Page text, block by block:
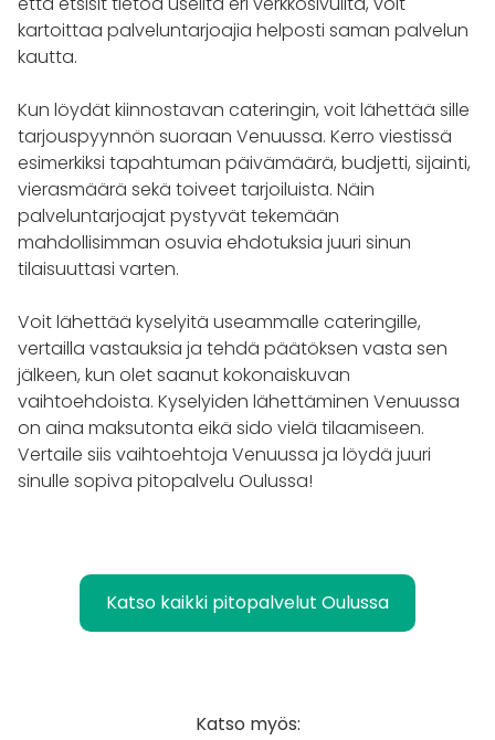
kartoittaa palveluntarjoajia helposti saman palvelun
kautta.
Kun löydät kiinnostavan cateringin, voit lähettää sille
tarjouspyynnön suoraan Venuussa. Kerro viestissä
esimerkiksi tapahtuman päivämäärä, budjetti, sijainti,
vierasmäärä sekä toiveet tarjoiluista. Näin
palveluntarjoajat pystyvät tekemään
mahdollisimman osuvia ehdotuksia juuri sinun
tilaisuuttasi varten.
Voit lähettää kyselyitä useammalle cateringille,
vertailla vastauksia ja tehdä päätöksen vasta sen
jälkeen, kun olet saanut kokonaiskuvan
vaihtoehdoista. Kyselyiden lähettäminen Venuussa
on aina maksutonta eikä sido vielä tilaamiseen.
Vertaile siis vaihtoehtoja Venuussa ja löydä juuri
sinulle sopiva pitopalvelu Oulussa!
Katso kaikki pitopalvelut Oulussa
Katso myös: